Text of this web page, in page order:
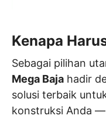
Kenapa
Sebagai pilihan
Mega Baja hadir
solusi terbaik
konstruksi Anda